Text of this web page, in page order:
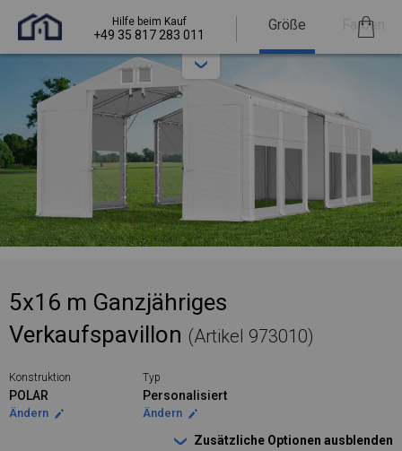
Hilfe beim Kauf
+49 35 817 283 011
Größe Farben
5x16 m Ganzjähriges
Verkaufspavillon (Artikel 973010)
Konstruktion
POLAR
Ändern
Typ
Personalisiert
Ändern
Zusätzliche Optionen ausblenden